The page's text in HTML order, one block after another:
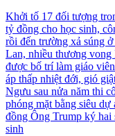
Khởi tố 17 đối tượng
tỷ đồng cho học sinh,
rồi đến trường xả súng
Lan, nhiều thương vong
được bố trí làm giáo
áp thấp nhiệt đới, gió
Ngưu sau nửa năm thi
phóng mặt bằng siêu
đồng Ông Trump ký hai
sinh